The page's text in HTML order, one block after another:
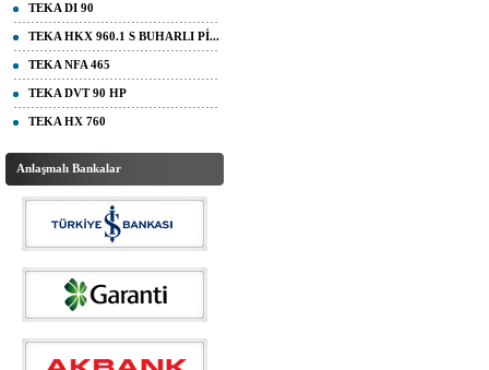
TEKA DI 90
TEKA HKX 960.1 S BUHARLI Pİ...
TEKA NFA 465
TEKA DVT 90 HP
TEKA HX 760
Anlaşmalı Bankalar